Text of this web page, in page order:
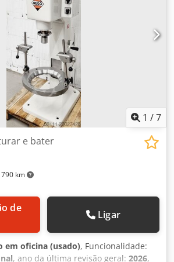
1 /7
790 km
e bater
Ligar
em oficina (usado), Funcionalidade:
, ano da última revisão geral: 2026,